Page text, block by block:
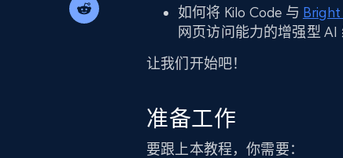
如何将 Kilo Code 与 Bright
网页访问能力的增强型 AI
让我们开始吧！
准备工作
要跟上本教程，你需要：